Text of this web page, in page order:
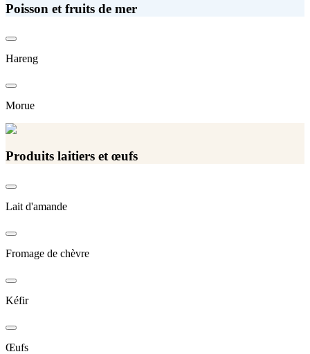
Poisson et fruits de mer
Hareng
Morue
Produits laitiers et œufs
Lait d'amande
Fromage de chèvre
Kéfir
Œufs